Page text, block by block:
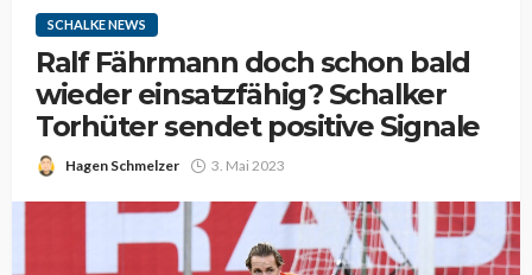
SCHALKE NEWS
Ralf Fährmann doch schon bald
wieder einsatzfähig? Schalker
Torhüter sendet positive Signale
Hagen Schmelzer 3. Mai 2023